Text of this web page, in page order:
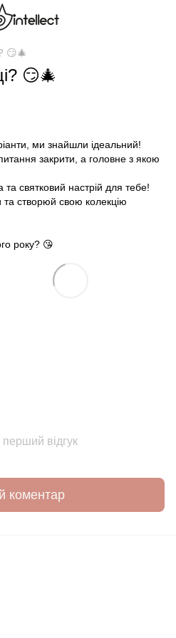
😏🎄
😏🎄
ми знайшли ідеальний!
закрити, а головне з якою
святковий настрій для тебе!
та створюй свою колекцію
року? 😘
відгук
коментар